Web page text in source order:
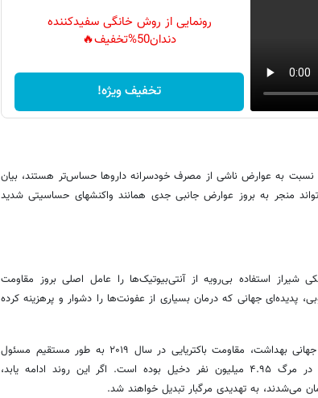
رونمایی از روش خانگی سفیدکننده
دندان50%تخفیف🔥
تخفیف ویژه!
نسبت به عوارض ناشی از مصرف خودسرانه داروها حساس‌تر هستند، بیان
منجر به بروز عوارض جانبی جدی همانند واکنش‏های حساسیتی شدید
استفاده بی‌رویه از آنتی‌بیوتیک‌ها را عامل اصلی بروز مقاومت
پدیده‌ای جهانی که درمان بسیاری از عفونت‌ها را دشوار و پرهزینه کرده
به گفته مرادی، بر اساس گزارش سازمان جهانی بهداشت، مقاومت باکتریایی در سال ۲۰۱۹ به طور مستقیم مسئول
۱.۲۷ میلیون مرگ و به طور غیرمستقیم در مرگ ۴.۹۵ میلیون نفر دخیل بوده است. اگر این روند ادامه یابد،
می‌شدند، به تهدیدی مرگبار تبدیل خواهند شد.